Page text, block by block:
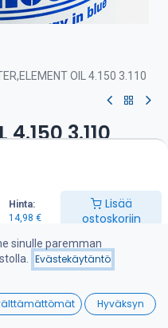
Hinta:
14,98 €
Lisää
ostoskoriin
Wishlist
OIL 4.150 3.110
4.150 3.110
kerran vuodessa
ostoskoriin
sinulle paremman
Evästekäytäntö
Hyväksyn